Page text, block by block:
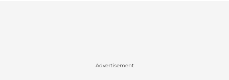
Advertisement